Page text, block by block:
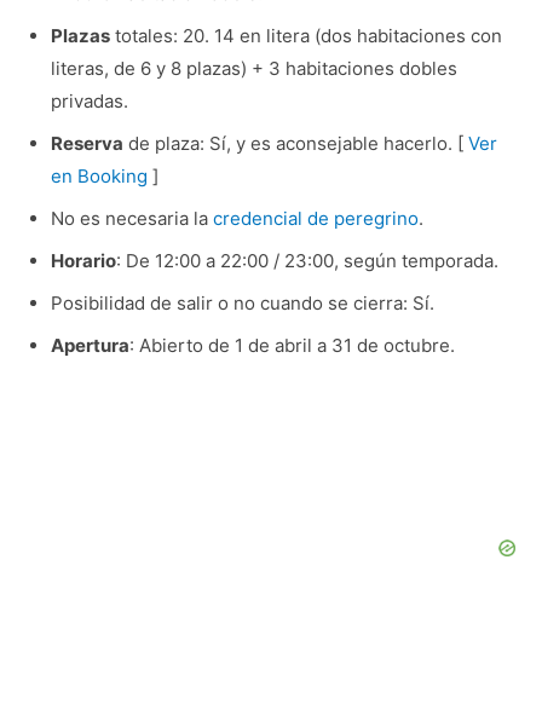
Plazastotales: 20. 14 en litera (dos habitaciones con
literas, de 6 y 8 plazas) + 3 habitaciones dobles
privadas.
Reserva de plaza: Sí, y es aconsejable hacerlo. [ Ver
en Booking ]
No es necesaria la credencial de peregrino.
Horario: De 12:00 a 22:00 / 23:00, según temporada.
Posibilidad de salir o no cuando se cierra: Sí.
Apertura: Abierto de 1 de abril a 31 de octubre.